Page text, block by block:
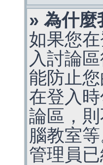
» 為什麼
如果您
入討論
能防止
在登入
論區，
腦教室
管理員